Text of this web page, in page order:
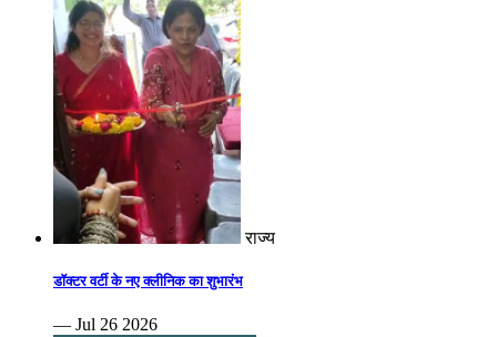
राज्य
डॉक्टर वर्टी के नए क्लीनिक का शुभारंभ
— Jul 26 2026